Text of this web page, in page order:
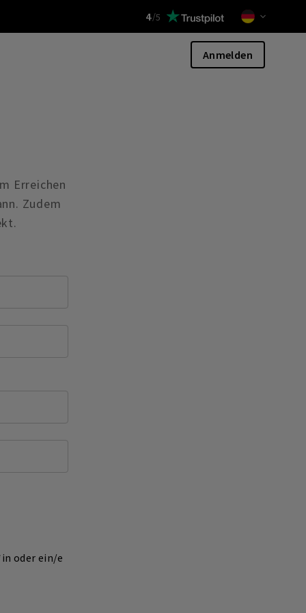
4/5
Anmelden
Erreichen
Zudem
oder ein/e